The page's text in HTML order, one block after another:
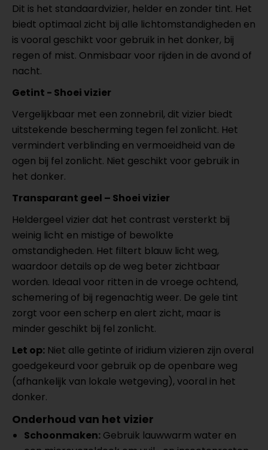
Dit is het standaardvizier, helder en zonder tint. Het
biedt optimaal zicht bij alle lichtomstandigheden en
is vooral geschikt voor gebruik in het donker, bij
regen of mist. Onmisbaar voor rijden in de avond of
nacht.
Getint - Shoei vizier
Vergelijkbaar met een zonnebril, dit vizier biedt
uitstekende bescherming tegen fel zonlicht. Het
vermindert verblinding en vermoeidheid van de
ogen bij fel zonlicht. Niet geschikt voor gebruik in
het donker.
Transparant geel – Shoei vizier
Heldergeel vizier dat het contrast versterkt bij
weinig licht en mistige of bewolkte
omstandigheden. Het filtert blauw licht weg,
waardoor details op de weg beter zichtbaar
worden. Ideaal voor ritten in de vroege ochtend,
schemering of bij regenachtig weer. De gele tint
zorgt voor een scherp en alert zicht, maar is
minder geschikt bij fel zonlicht.
Let op: Niet alle getinte of iridium vizieren zijn overal
goedgekeurd voor gebruik op de openbare weg
(afhankelijk van lokale wetgeving), vooral in het
donker.
Onderhoud van het vizier
Schoonmaken: Gebruik lauwwarm water en